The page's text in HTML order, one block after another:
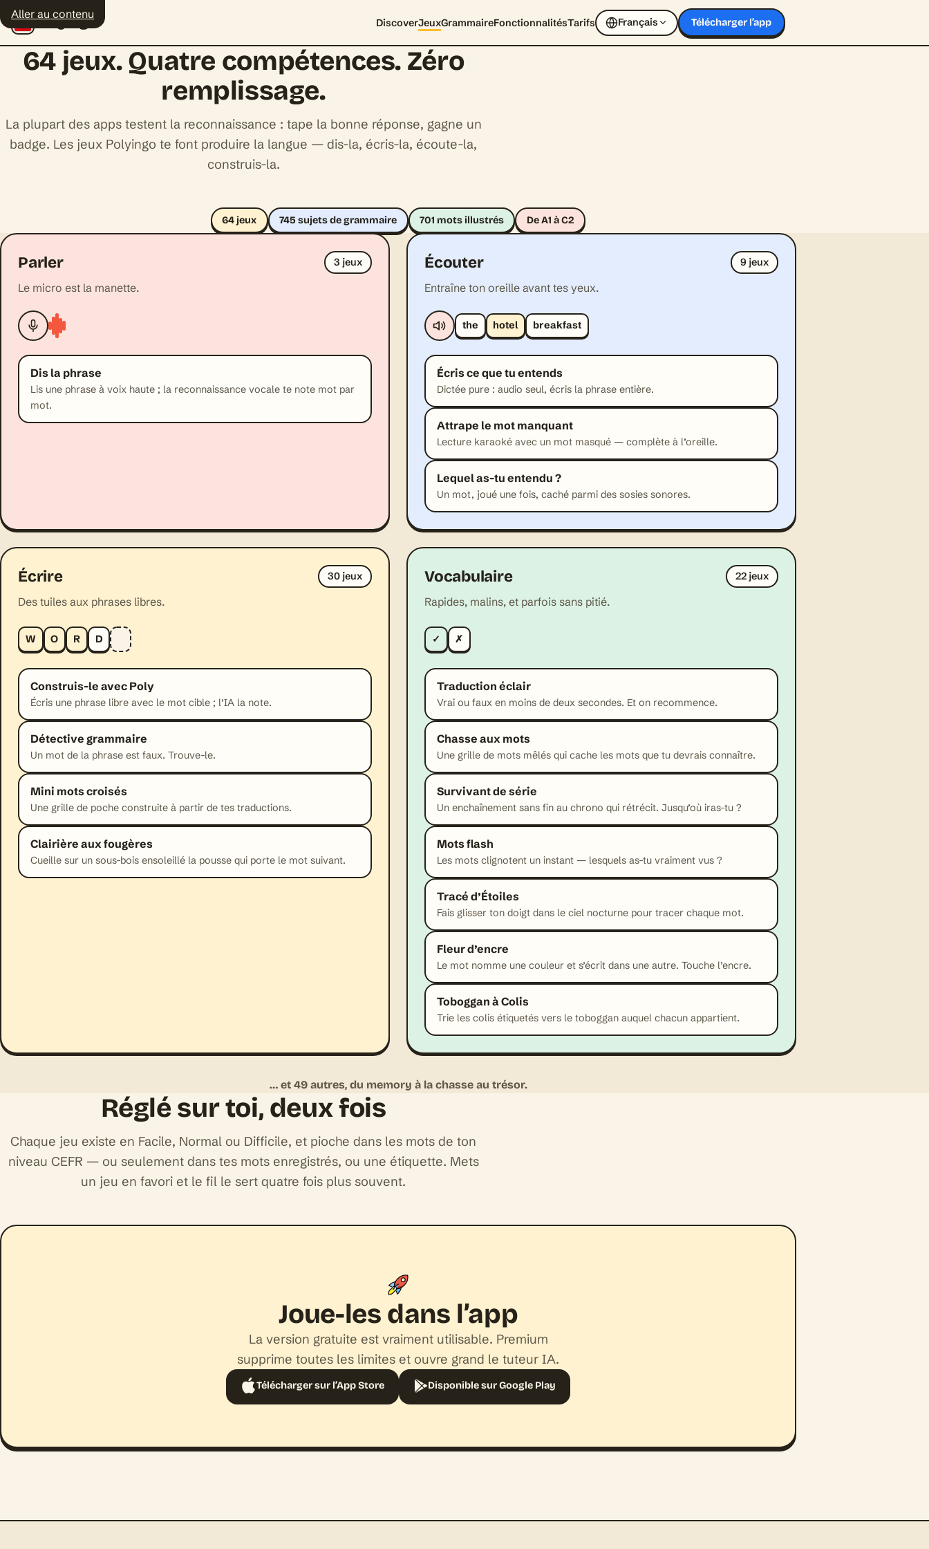
Aller au contenu
Polyingo DiscoverJeuxGrammaireFonctionnalitésTarifs Français Télécharger l’app
64 jeux. Quatre compétences. Zéro
remplissage.
La plupart des apps testent la reconnaissance : tape la bonne réponse, gagne un
badge. Les jeux Polyingo te font produire la langue — dis-la, écris-la, écoute-la,
construis-la.
64 jeux 745 sujets de grammaire 701 mots illustrés De A1 à C2
Parler 3 jeux
Le micro est la manette.
Dis la phrase
Lis une phrase à voix haute ; la reconnaissance vocale te note mot par
mot.
Écouter 9 jeux
Entraîne ton oreille avant tes yeux.
the hotel breakfast
Écris ce que tu entends
Dictée pure : audio seul, écris la phrase entière.
Attrape le mot manquant
Lecture karaoké avec un mot masqué — complète à l’oreille.
Lequel as-tu entendu ?
Un mot, joué une fois, caché parmi des sosies sonores.
Écrire 30 jeux
Des tuiles aux phrases libres.
W O R D
Construis-le avec Poly
Écris une phrase libre avec le mot cible ; l’IA la note.
Détective grammaire
Un mot de la phrase est faux. Trouve-le.
Mini mots croisés
Une grille de poche construite à partir de tes traductions.
Clairière aux fougères
Cueille sur un sous-bois ensoleillé la pousse qui porte le mot suivant.
Vocabulaire 22 jeux
Rapides, malins, et parfois sans pitié.
✓ ✗
Traduction éclair
Vrai ou faux en moins de deux secondes. Et on recommence.
Chasse aux mots
Une grille de mots mêlés qui cache les mots que tu devrais connaître.
Survivant de série
Un enchaînement sans fin au chrono qui rétrécit. Jusqu’où iras-tu ?
Mots flash
Les mots clignotent un instant — lesquels as-tu vraiment vus ?
Tracé d’Étoiles
Fais glisser ton doigt dans le ciel nocturne pour tracer chaque mot.
Fleur d’encre
Le mot nomme une couleur et s’écrit dans une autre. Touche l’encre.
Toboggan à Colis
Trie les colis étiquetés vers le toboggan auquel chacun appartient.
… et 49 autres, du memory à la chasse au trésor.
Réglé sur toi, deux fois
Chaque jeu existe en Facile, Normal ou Difficile, et pioche dans les mots de ton
niveau CEFR — ou seulement dans tes mots enregistrés, ou une étiquette. Mets
un jeu en favori et le fil le sert quatre fois plus souvent.
Joue-les dans l’app
La version gratuite est vraiment utilisable. Premium
supprime toutes les limites et ouvre grand le tuteur IA.
Télécharger sur l’App Store Disponible sur Google Play